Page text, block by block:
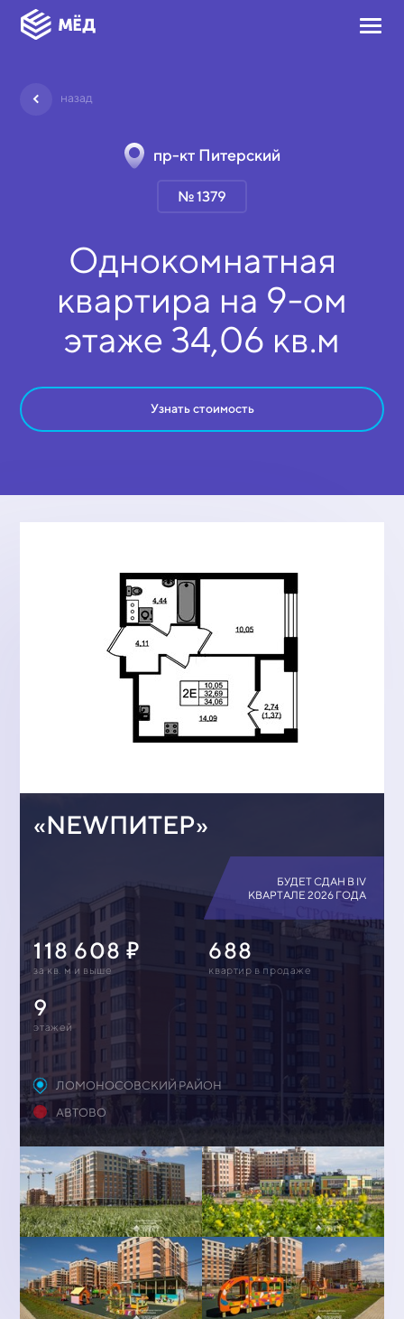
назад
пр-кт Питерский
№ 1379
Однокомнатная
квартира на 9-ом
этаже 34,06 кв.м
Узнать стоимость
«NEWПИТЕР»
БУДЕТ СДАН В IV
КВАРТАЛЕ 2026 ГОДА
118 608
за кв. м и выше
688
квартир в продаже
9
этажей
ЛОМОНОСОВСКИЙ РАЙОН
АВТОВО